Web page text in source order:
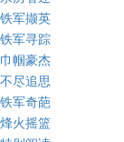
铁军撷英
铁军寻踪
巾帼豪杰
不尽追思
铁军奇葩
烽火摇篮